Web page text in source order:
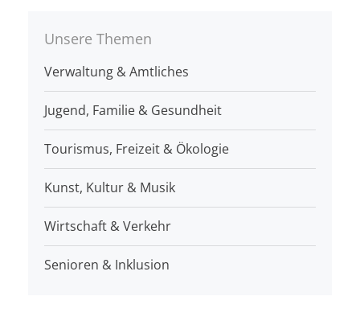
Unsere Themen
Verwaltung & Amtliches
Jugend, Familie & Gesundheit
Tourismus, Freizeit & Ökologie
Kunst, Kultur & Musik
Wirtschaft & Verkehr
Senioren & Inklusion